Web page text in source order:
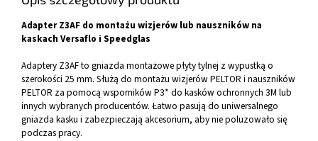
Adapter Z3AF do montażu wizjerów lub nauszników na
kaskach Versaflo i Speedglas
Adaptery Z3AF to gniazda montażowe płyty tylnej z wypustką o
szerokości 25 mm. Służą do montażu wizjerów PELTOR i nauszników
PELTOR za pomocą wsporników P3* do kasków ochronnych 3M lub
innych wybranych producentów. Łatwo pasują do uniwersalnego
gniazda kasku i zabezpieczają akcesorium, aby nie poluzowało się
podczas pracy.